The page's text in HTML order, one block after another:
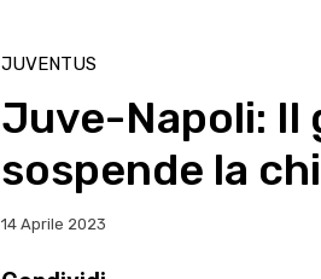
JUVENTUS
Juve-Napoli: Il
sospende la
14 Aprile 2023